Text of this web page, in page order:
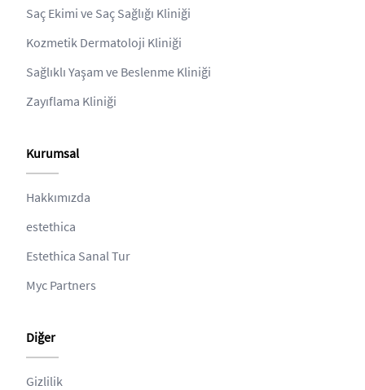
Saç Ekimi ve Saç Sağlığı Kliniği
Kozmetik Dermatoloji Kliniği
Sağlıklı Yaşam ve Beslenme Kliniği
Zayıflama Kliniği
Kurumsal
Hakkımızda
estethica
Estethica Sanal Tur
Myc Partners
Diğer
Gizlilik